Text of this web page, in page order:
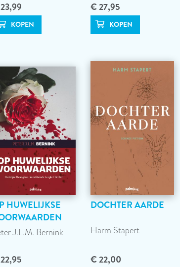
€ 27,95
HUWELIJKSE
J.L.M. Bernink
DOCHTER AARDE
Harm Stapert
€ 22,00